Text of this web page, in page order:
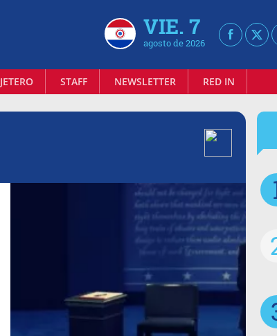
VIE. 7
agosto de 2026
STAFF NEWSLETTER RED IN